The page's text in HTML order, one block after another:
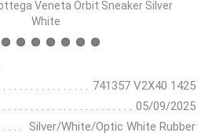
741357 V2X40 1425
05/09/2025
Silver/White/Optic White Rubber